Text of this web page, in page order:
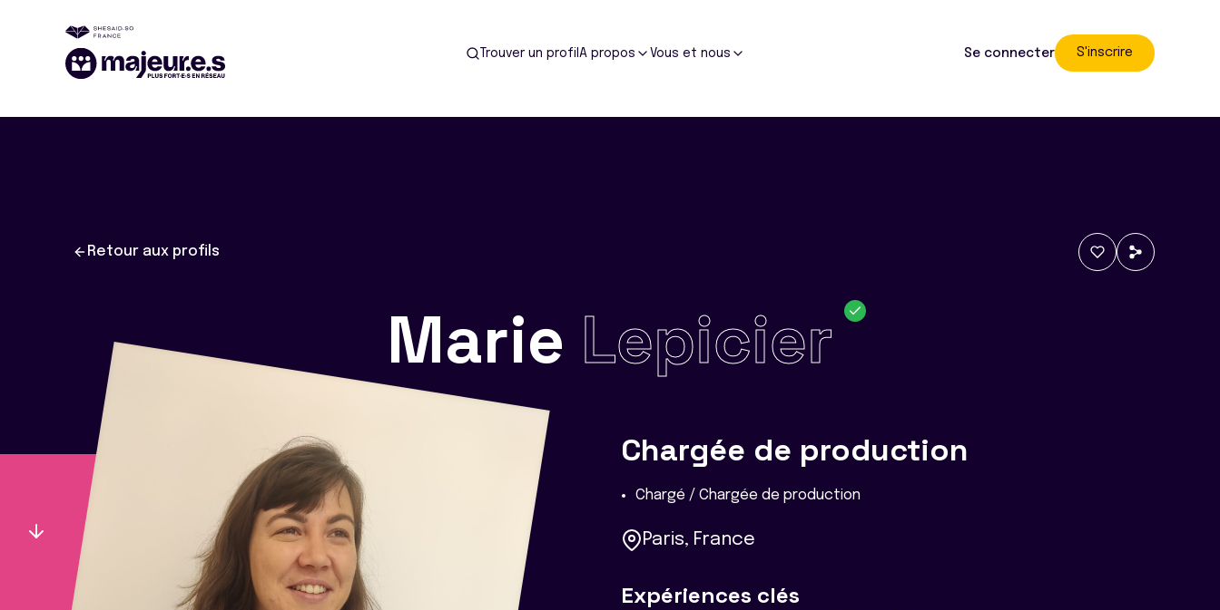
Trouver un profil A propos Vous et nous Se connecter S'inscrire
Retour aux profils
Marie Lepicier
Chargée de production
Chargé / Chargée de production
Paris, France
Expériences clés